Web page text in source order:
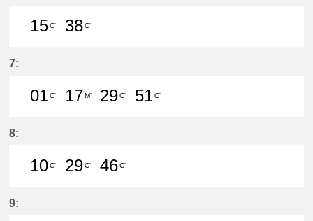
15C'
38C'
7:
01C'
17M'
29C'
51C'
8:
10C'
29C'
46C'
9: